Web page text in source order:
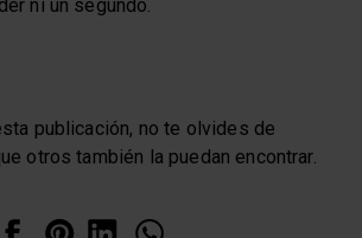
ni un segundo.
publicación, no te olvides de
otros también la puedan encontrar.